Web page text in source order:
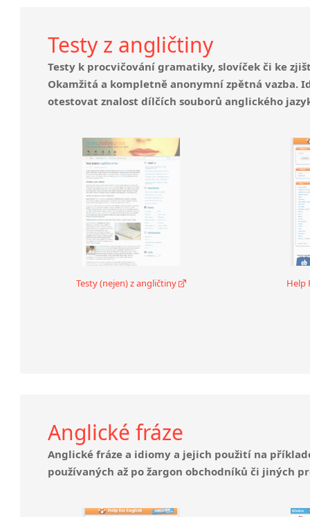
Testy z angličtiny
Testy k procvičování gramatiky, slovíček či ke
Okamžitá a kompletně anonymní zpětná vazba.
otestovat znalost dílčích souborů anglického
Testy (nejen) z angličtiny Help
Anglické fráze
Anglické fráze a idiomy a jejich použití na
používaných až po žargon obchodníků či jiných